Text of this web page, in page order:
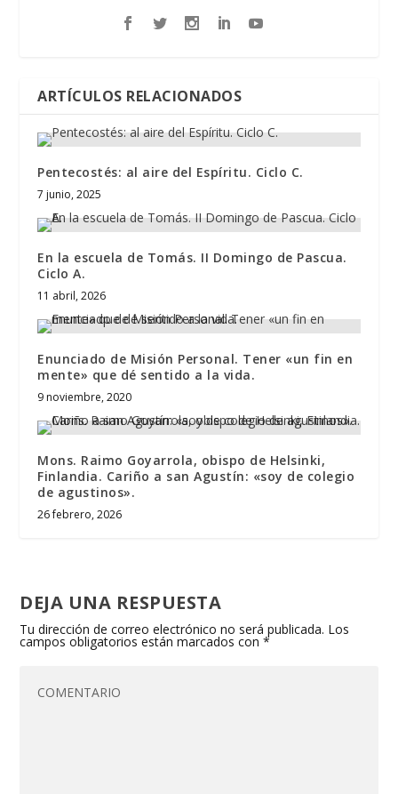
ARTÍCULOS RELACIONADOS
Pentecostés: al aire del Espíritu. Ciclo C.
7 junio, 2025
En la escuela de Tomás. II Domingo de Pascua.
Ciclo A.
11 abril, 2026
Enunciado de Misión Personal. Tener «un fin en
mente» que dé sentido a la vida.
9 noviembre, 2020
Mons. Raimo Goyarrola, obispo de Helsinki,
Finlandia. Cariño a san Agustín: «soy de colegio
de agustinos».
26 febrero, 2026
DEJA UNA RESPUESTA
Tu dirección de correo electrónico no será publicada. Los
campos obligatorios están marcados con*